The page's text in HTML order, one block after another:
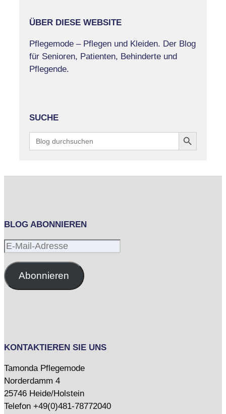
ÜBER DIESE WEBSITE
Pflegemode – Pflegen und Kleiden. Der Blog
für Senioren, Patienten, Behinderte und
Pflegende.
SUCHE
Search
for:
Search Button
BLOG ABONNIEREN
E-
AdresseAbonnieren
KONTAKTIEREN SIE UNS
Tamonda Pflegemode
Norderdamm 4
25746 Heide/Holstein
Telefon +49(0)481-78772040